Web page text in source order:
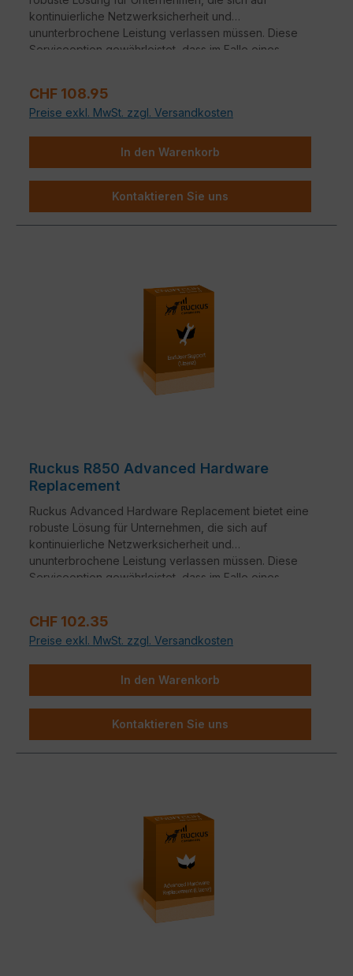
kontinuierliche Netzwerksicherheit und
ununterbrochene Leistung verlassen müssen. Diese
Serviceoption gewährleistet, dass im Falle eines
Verkaufspreis:
CHF 108.95
Preise exkl. MwSt. zzgl. Versandkosten
In den Warenkorb
Kontaktieren Sie uns
Ruckus R850 Advanced Hardware
Replacement
Ruckus Advanced Hardware Replacement bietet eine
robuste Lösung für Unternehmen, die sich auf
kontinuierliche Netzwerksicherheit und
ununterbrochene Leistung verlassen müssen. Diese
Serviceoption gewährleistet, dass im Falle eines
Verkaufspreis:
CHF 102.35
Preise exkl. MwSt. zzgl. Versandkosten
In den Warenkorb
Kontaktieren Sie uns